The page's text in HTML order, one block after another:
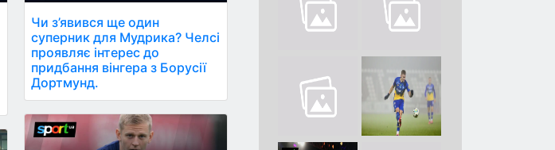
Чи з’явився ще один
суперник для Мудрика? Челсі
проявляє інтерес до
придбання вінгера з Борусії
Дортмунд.